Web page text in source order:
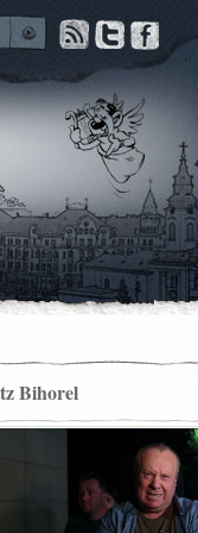
Bihorel